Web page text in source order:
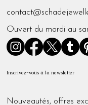
Ouvert du mardi au
Inscrivez-vous à la newsletter